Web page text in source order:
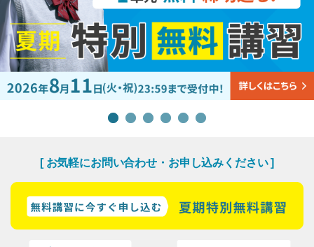
[ お気軽にお問い合わせ・お申し込みください ]